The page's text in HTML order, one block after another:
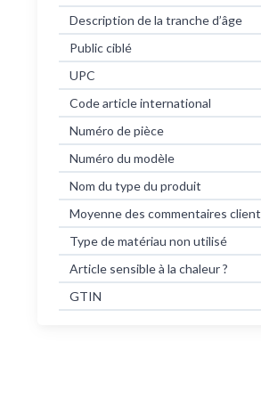
Description de la tranche d’âge
Public ciblé
UPC
Code article international
Numéro de pièce
Numéro du modèle
Nom du type du produit
Moyenne des commentaires client
Type de matériau non utilisé
Article sensible à la chaleur ?
GTIN